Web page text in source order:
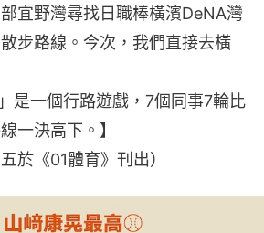
部宜野灣尋找日職棒橫濱DeNA灣
步路線。今次，我們直接去橫
是一個行路遊戲，7個同事7輪比
一決高下。】
於《01體育》刊出）